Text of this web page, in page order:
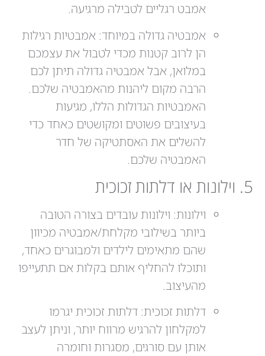
אמבט רגליים לטבילה מרגיעה.
אמבטיה גדולה במיוחד: אמבטיות רגילות
הן לרוב קטנות מכדי לטבול את עצמכם
במלואן, אבל אמבטיה גדולה תיתן לכם
הרבה מקום ליהנות מהאמבטיה שלכם.
האמבטיות הגדולות הללו, מגיעות
בעיצובים פשוטים ומקושטים כאחד כדי
להשלים את האסתטיקה של חדר
האמבטיה שלכם.
5. וילונות או דלתות זכוכית
וילונות: וילונות עובדים בצורה הטובה
ביותר בשילובי מקלחת/אמבטיה מכיוון
שהם מתאימים לילדים ולמבוגרים כאחד,
ותוכלו להחליף אותם בקלות אם תתעייפו
מהעיצוב.
דלתות זכוכית: דלתות זכוכית יגרמו
למקלחון להרגיש מרווח יותר, וניתן לעצב
אותן עם סורגים, מסגרות וחומרה